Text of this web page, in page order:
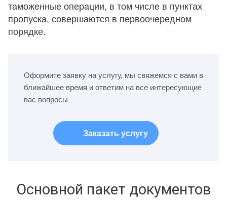
таможенные операции, в том числе в пунктах
пропуска, совершаются в первоочередном
порядке.
Оформите заявку на услугу, мы свяжемся с вами в
ближайшее время и ответим на все интересующие
вас вопросы
Заказать услугу
Основной пакет документов